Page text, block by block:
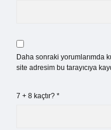
Daha sonraki yorumlarımda
site adresim bu tarayıcıya
7 + 8 kaçtır? *